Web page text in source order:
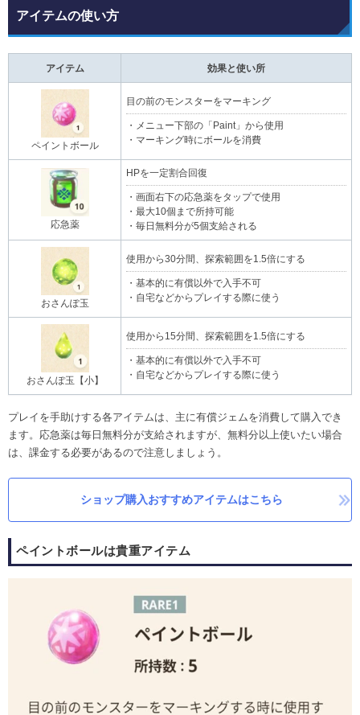
アイテムの使い方
アイテム 効果と使い所
ペイントボール
目の前のモンスターをマーキング
・メニュー下部の「Paint」から使用
・マーキング時にボールを消費
応急薬
HPを一定割合回復
・画面右下の応急薬をタップで使用
・最大10個まで所持可能
・毎日無料分が5個支給される
おさんぽ玉
使用から30分間、探索範囲を1.5倍にする
・基本的に有償以外で入手不可
・自宅などからプレイする際に使う
おさんぽ玉【小】
使用から15分間、探索範囲を1.5倍にする
・基本的に有償以外で入手不可
・自宅などからプレイする際に使う
プレイを手助けする各アイテムは、主に有償ジェムを消費して購入でき
ます。応急薬は毎日無料分が支給されますが、無料分以上使いたい場合
は、課金する必要があるので注意しましょう。
ショップ購入おすすめアイテムはこちら
ペイントボールは貴重アイテム